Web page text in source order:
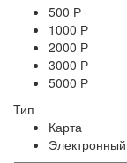
500 Р
1000 Р
2000 Р
3000 Р
5000 Р
Тип
Карта
Электронный